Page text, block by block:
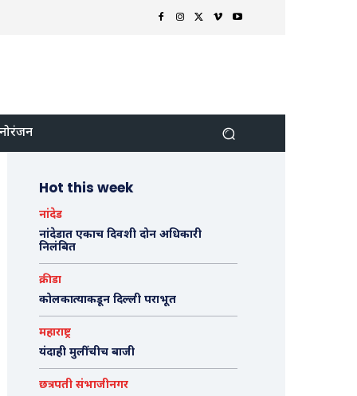
Hot this week
नांदेड
नांदेडात एकाच दिवशी दोन अधिकारी
निलंबित
क्रीडा
कोलकात्याकडून दिल्ली पराभूत
महाराष्ट्र
यंदाही मुलींचीच बाजी
छत्रपती संभाजीनगर